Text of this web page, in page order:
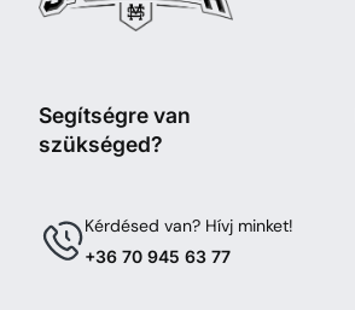
Segítségre van
szükséged?
Kérdésed van? Hívj minket!
+36 70 945 63 77